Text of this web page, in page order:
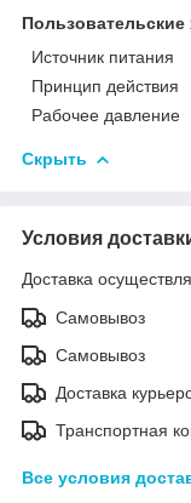
Пользовательские
Источник питания
Принцип действия
Рабочее давление
Скрыть
Условия
Доставка
Самовывоз
Самовывоз
Доставка
Транспортная
Все условия